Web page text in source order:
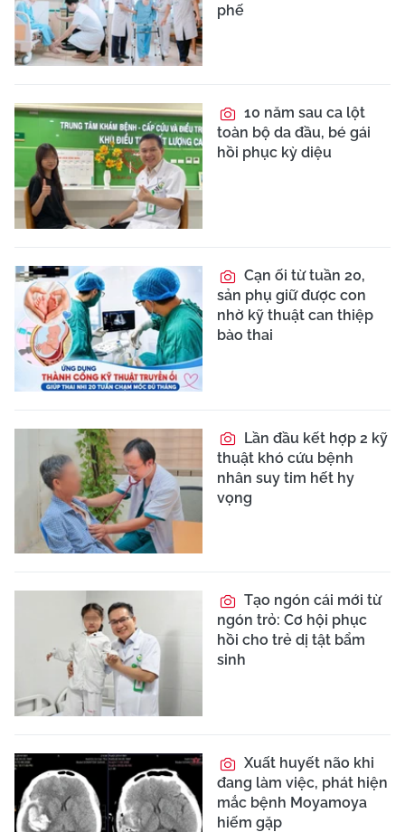
phế
10 năm sau ca lột
toàn bộ da đầu, bé gái
hồi phục kỳ diệu
Cạn ối từ tuần 20,
sản phụ giữ được con
nhờ kỹ thuật can thiệp
bào thai
Lần đầu kết hợp 2 kỹ
thuật khó cứu bệnh
nhân suy tim hết hy
vọng
Tạo ngón cái mới từ
ngón trỏ: Cơ hội phục
hồi cho trẻ dị tật bẩm
sinh
Xuất huyết não khi
đang làm việc, phát hiện
mắc bệnh Moyamoya
hiếm gặp